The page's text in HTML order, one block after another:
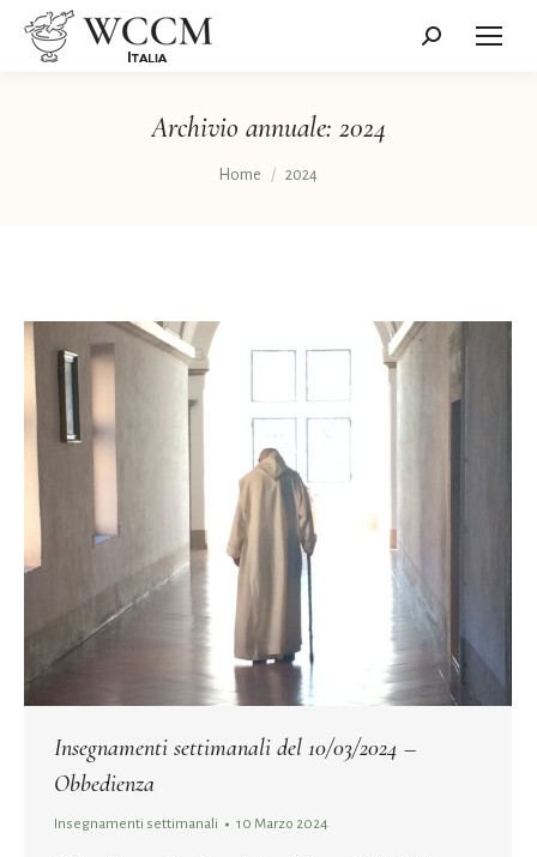
Cerca:
Archivio annuale: 2024
Tu sei qui:
Home 2024
Insegnamenti settimanali del 10/03/2024 –
Obbedienza
Insegnamenti settimanali 10 Marzo 2024